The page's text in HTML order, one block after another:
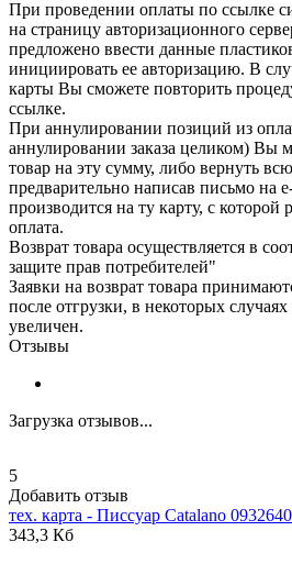
При проведении оплаты по ссылке
на страницу авторизационного
предложено ввести данные
инициировать ее авторизацию. В
карты Вы сможете повторить
ссылке.
При аннулировании позиций из
аннулировании заказа целиком) Вы
товар на эту сумму, либо вернуть
предварительно написав письмо на
производится на ту карту, с которой
оплата.
Возврат товара осуществляется в
защите прав потребителей"
Заявки на возврат товара
после отгрузки, в некоторых
увеличен.
Отзывы
Загрузка отзывов...
5
Добавить отзыв
тех. карта - Писсуар Catalano
343,3 Кб